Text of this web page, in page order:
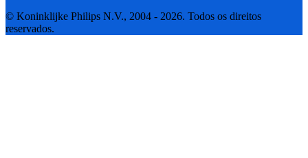
© Koninklijke Philips N.V., 2004 - 2026. Todos os direitos
reservados.